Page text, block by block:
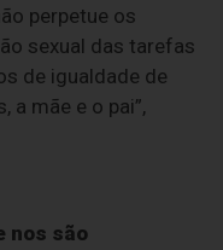
perpetue os
sexual das tarefas
de igualdade de
a mãe e o pai”,
nos são